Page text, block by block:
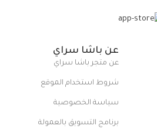
عن باشا سراي
عن متجر باشا سراي
شروط استخدام الموقع
سياسة الخصوصية
برنامج التسويق بالعمولة